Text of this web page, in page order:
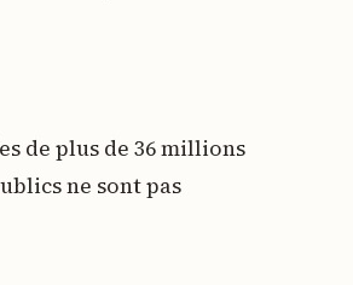
de plus de 36 millions
ne sont pas